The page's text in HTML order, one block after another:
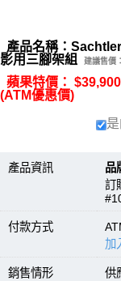
產品名稱：
影用三腳架組
建議售價：
蘋果特價：
(ATM優惠價)
產品資訊 品
訂
付款方式
加
銷售情形 供